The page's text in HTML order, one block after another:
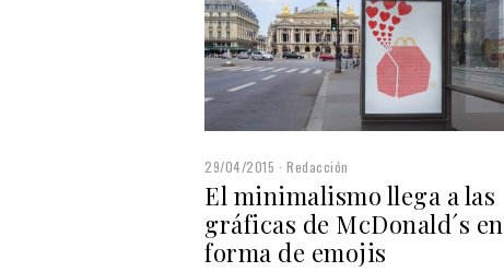
29/04/2015 Redacción
El minimalismo llega a las
gráficas de McDonald´s en
forma de emojis